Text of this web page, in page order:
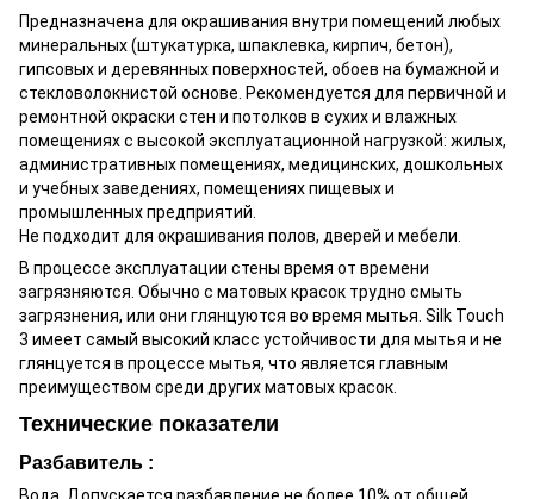
Предназначена для окрашивания внутри помещений любых
минеральных (штукатурка, шпаклевка, кирпич, бетон),
гипсовых и деревянных поверхностей, обоев на бумажной и
стекловолокнистой основе. Рекомендуется для первичной и
ремонтной окраски стен и потолков в сухих и влажных
помещениях с высокой эксплуатационной нагрузкой: жилых,
административных помещениях, медицинских, дошкольных
и учебных заведениях, помещениях пищевых и
промышленных предприятий.
Не подходит для окрашивания полов, дверей и мебели.
В процессе эксплуатации стены время от времени
загрязняются. Обычно с матовых красок трудно смыть
загрязнения, или они глянцуются во время мытья. Silk Touch
3 имеет самый высокий класс устойчивости для мытья и не
глянцуется в процессе мытья, что является главным
преимуществом среди других матовых красок.
Технические показатели
Разбавитель :